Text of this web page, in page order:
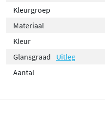
Kleurgroep
Materiaal
Kleur
Glansgraad
Uitleg
Aantal